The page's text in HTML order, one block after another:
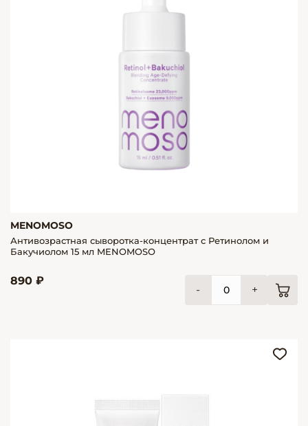
MENOMOSO
Антивозрастная сыворотка-концентрат с Ретинолом и
Бакучиолом 15 мл MENOMOSO
890 ₽
- +